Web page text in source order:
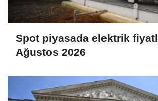
Spot piyasada elektrik
Ağustos 2026